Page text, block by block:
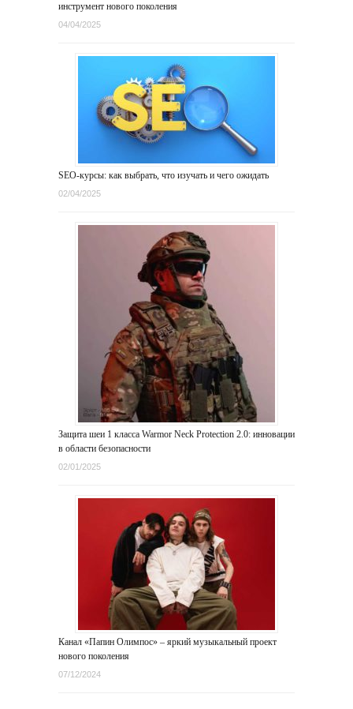
инструмент нового поколения
04/04/2025
SEO-курсы: как выбрать, что изучать и чего ожидать
02/04/2025
Защита шеи 1 класса Warmor Neck Protection 2.0: инновации
в области безопасности
02/01/2025
Канал «Папин Олимпос» – яркий музыкальный проект
нового поколения
07/12/2024